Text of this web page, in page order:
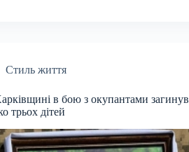
Стиль життя
в бою з окупантами загинув
трьох дітей